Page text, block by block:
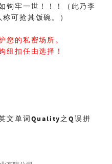
牢一世！！！（此乃李
可抢其饭碗。）
的私密场所。
扣任由选择！
文单词Quality之Q误拼